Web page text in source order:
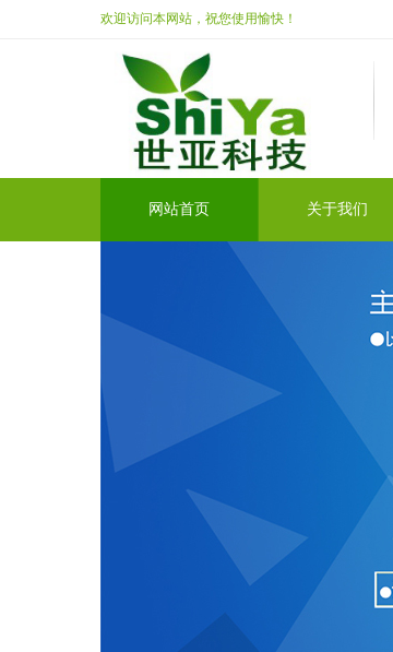
欢迎访问本网站，祝您使用愉快！
网站首页 关于我们